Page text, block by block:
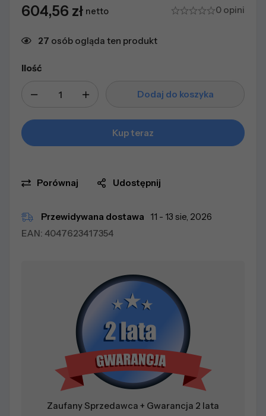
604,56 zł netto 0 opini
27 osób ogląda ten produkt
Ilość
Dodaj do koszyka
Kup teraz
Porównaj Udostępnij
Przewidywana dostawa
11 - 13 sie, 2026
EAN: 4047623417354
Zaufany Sprzedawca + Gwarancja 2 lata